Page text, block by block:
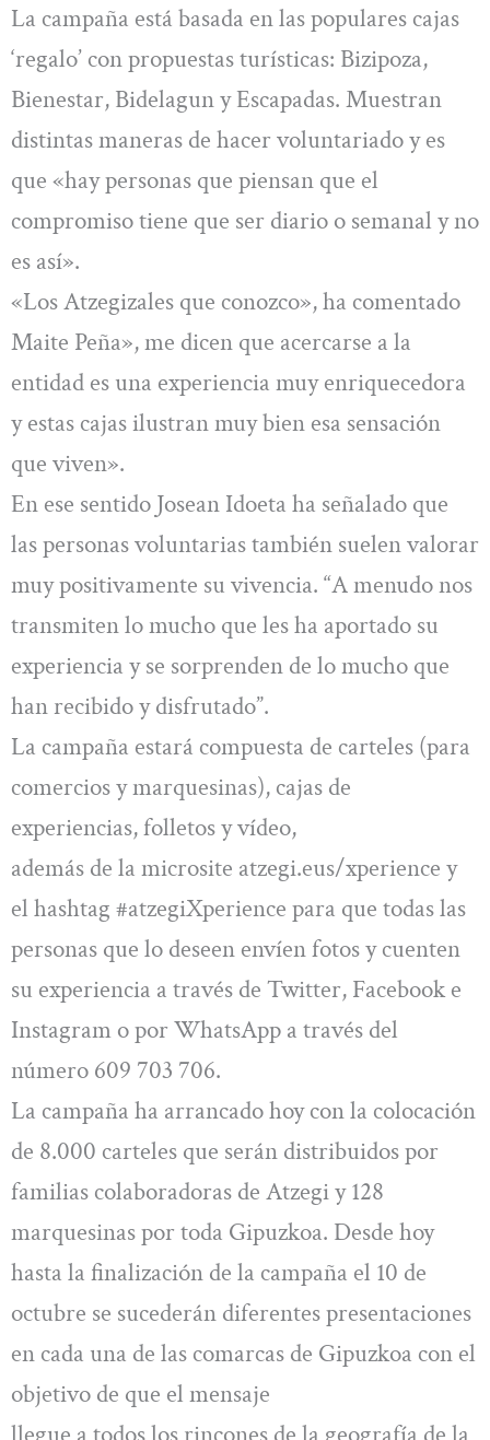
La campaña está basada en las populares cajas
‘regalo’ con propuestas turísticas: Bizipoza,
Bienestar, Bidelagun y Escapadas. Muestran
distintas maneras de hacer voluntariado y es
que «hay personas que piensan que el
compromiso tiene que ser diario o semanal y no
es así».
«Los Atzegizales que conozco», ha comentado
Maite Peña», me dicen que acercarse a la
entidad es una experiencia muy enriquecedora
y estas cajas ilustran muy bien esa sensación
que viven».
En ese sentido Josean Idoeta ha señalado que
las personas voluntarias también suelen valorar
muy positivamente su vivencia. “A menudo nos
transmiten lo mucho que les ha aportado su
experiencia y se sorprenden de lo mucho que
han recibido y disfrutado”.
La campaña estará compuesta de carteles (para
comercios y marquesinas), cajas de
experiencias, folletos y vídeo,
además de la microsite atzegi.eus/xperience y
el hashtag #atzegiXperience para que todas las
personas que lo deseen envíen fotos y cuenten
su experiencia a través de Twitter, Facebook e
Instagram o por WhatsApp a través del
número 609 703 706.
La campaña ha arrancado hoy con la colocación
de 8.000 carteles que serán distribuidos por
familias colaboradoras de Atzegi y 128
marquesinas por toda Gipuzkoa. Desde hoy
hasta la finalización de la campaña el 10 de
octubre se sucederán diferentes presentaciones
en cada una de las comarcas de Gipuzkoa con el
objetivo de que el mensaje